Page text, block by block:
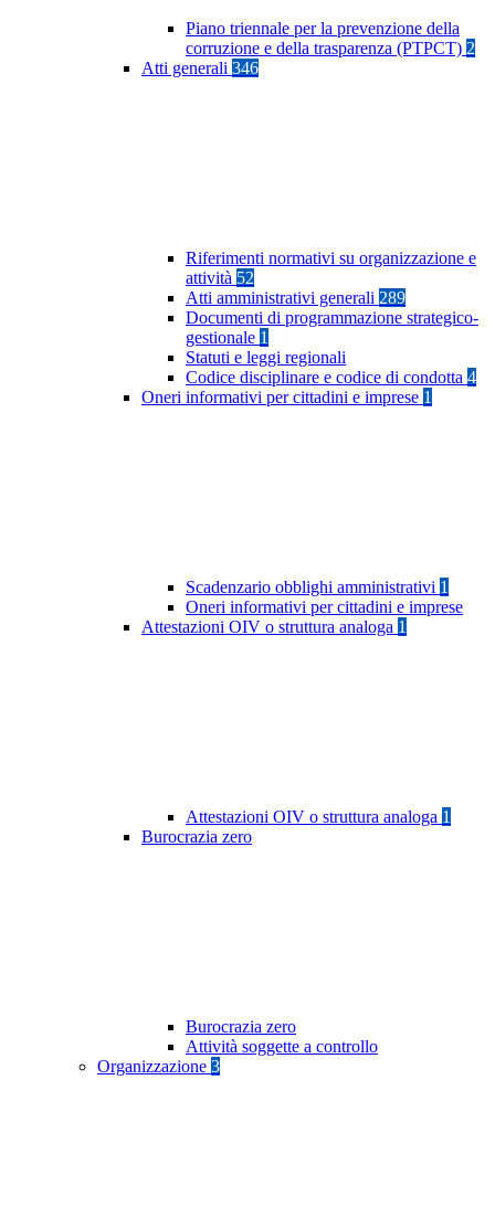
Piano triennale per la prevenzione della
corruzione e della trasparenza (PTPCT) 2
Atti generali 346
Riferimenti normativi su organizzazione e
attività 52
Atti amministrativi generali 289
Documenti di programmazione strategico-
gestionale 1
Statuti e leggi regionali
Codice disciplinare e codice di condotta 4
Oneri informativi per cittadini e imprese 1
Scadenzario obblighi amministrativi 1
Oneri informativi per cittadini e imprese
Attestazioni OIV o struttura analoga 1
Attestazioni OIV o struttura analoga 1
Burocrazia zero
Burocrazia zero
Attività soggette a controllo
Organizzazione 3